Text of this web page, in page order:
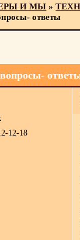
И МЫ »
ответы
вопросы-
12-18